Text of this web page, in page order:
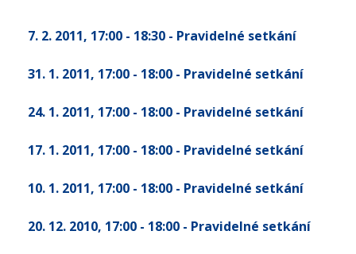
7. 2. 2011, 17:00 - 18:30 - Pravidelné setkání
31. 1. 2011, 17:00 - 18:00 - Pravidelné setkání
24. 1. 2011, 17:00 - 18:00 - Pravidelné setkání
17. 1. 2011, 17:00 - 18:00 - Pravidelné setkání
10. 1. 2011, 17:00 - 18:00 - Pravidelné setkání
20. 12. 2010, 17:00 - 18:00 - Pravidelné setkání